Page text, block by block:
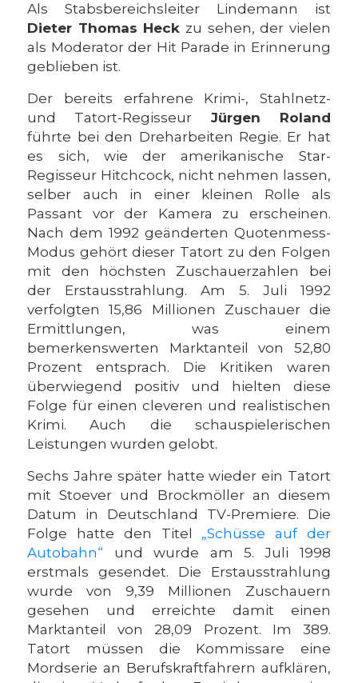
Als Stabsbereichsleiter Lindemann ist
Dieter Thomas Heck zu sehen, der vielen
als Moderator der Hit Parade in Erinnerung
geblieben ist.
Der bereits erfahrene Krimi-, Stahlnetz-
und Tatort-Regisseur Jürgen Roland
führte bei den Dreharbeiten Regie. Er hat
es sich, wie der amerikanische Star-
Regisseur Hitchcock, nicht nehmen lassen,
selber auch in einer kleinen Rolle als
Passant vor der Kamera zu erscheinen.
Nach dem 1992 geänderten Quotenmess-
Modus gehört dieser Tatort zu den Folgen
mit den höchsten Zuschauerzahlen bei
der Erstausstrahlung. Am 5. Juli 1992
verfolgten 15,86 Millionen Zuschauer die
Ermittlungen, was einem
bemerkenswerten Marktanteil von 52,80
Prozent entsprach. Die Kritiken waren
überwiegend positiv und hielten diese
Folge für einen cleveren und realistischen
Krimi. Auch die schauspielerischen
Leistungen wurden gelobt.
Sechs Jahre später hatte wieder ein Tatort
mit Stoever und Brockmöller an diesem
Datum in Deutschland TV-Premiere. Die
Folge hatte den Titel „Schüsse auf der
Autobahn“ und wurde am 5. Juli 1998
erstmals gesendet. Die Erstausstrahlung
wurde von 9,39 Millionen Zuschauern
gesehen und erreichte damit einen
Marktanteil von 28,09 Prozent. Im 389.
Tatort müssen die Kommissare eine
Mordserie an Berufskraftfahrern aufklären,